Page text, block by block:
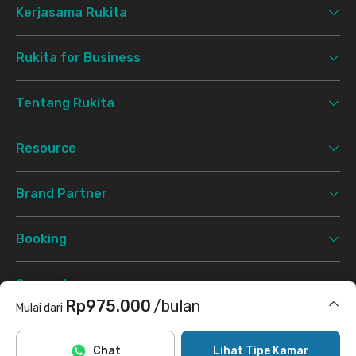
Mulai dari Rp975.000 /bulan
Termasuk internet/wifi
Lihat Tipe Kamar
Chat
Kerjasama Rukita
Rukita for Business
Tentang Rukita
Resource
Brand Partner
Booking
Support
Syarat & Ketentuan Kebijakan Privasi